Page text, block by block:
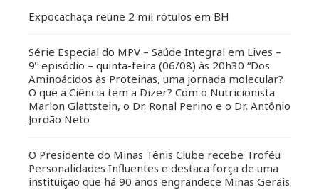
Expocachaça reúne 2 mil rótulos em BH
Série Especial do MPV – Saúde Integral em Lives –
9º episódio – quinta-feira (06/08) às 20h30 “Dos
Aminoácidos às Proteinas, uma jornada molecular?
O que a Ciência tem a Dizer? Com o Nutricionista
Marlon Glattstein, o Dr. Ronal Perino e o Dr. Antônio
Jordão Neto
O Presidente do Minas Tênis Clube recebe Troféu
Personalidades Influentes e destaca força de uma
instituição que há 90 anos engrandece Minas Gerais